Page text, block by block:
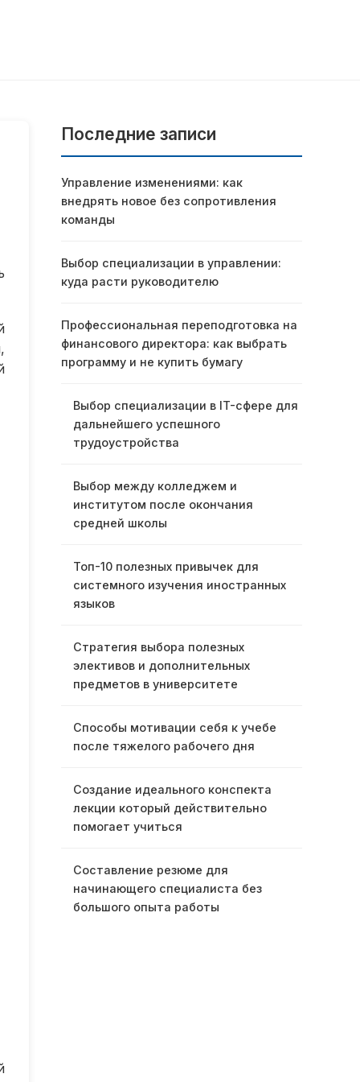
Последние записи
Управление изменениями: как
внедрять новое без сопротивления
команды
Выбор специализации в управлении:
куда расти руководителю
Профессиональная переподготовка на
финансового директора: как выбрать
программу и не купить бумагу
Выбор специализации в IT-сфере для
дальнейшего успешного
трудоустройства
Выбор между колледжем и
институтом после окончания
средней школы
Топ-10 полезных привычек для
системного изучения иностранных
языков
Стратегия выбора полезных
элективов и дополнительных
предметов в университете
Способы мотивации себя к учебе
после тяжелого рабочего дня
Создание идеального конспекта
лекции который действительно
помогает учиться
Составление резюме для
начинающего специалиста без
большого опыта работы